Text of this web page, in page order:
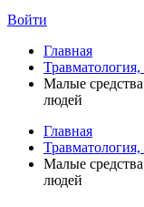
Войти
Главная
Малые
людей
Главная
Малые
людей